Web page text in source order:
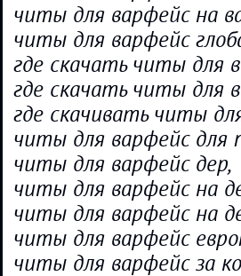
читы для варфейс на
читы для варфейс
где скачать читы для
где скачать читы для
где скачивать читы
читы для варфейс для
читы для варфейс дер,
читы для варфейс на
читы для варфейс на
читы для варфейс
читы для варфейс за